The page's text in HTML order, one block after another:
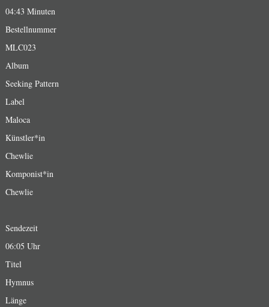
04:43 Minuten
Bestellnummer
MLC023
Album
Seeking Pattern
Label
Maloca
Künstler*in
Chewlie
Komponist*in
Chewlie
Sendezeit
06:05 Uhr
Titel
Hymnus
Länge